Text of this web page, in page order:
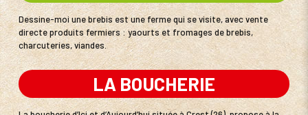
Dessine-moi une brebis est une ferme qui se visite, avec vente
directe produits fermiers : yaourts et fromages de brebis,
charcuteries, viandes.
LA BOUCHERIE